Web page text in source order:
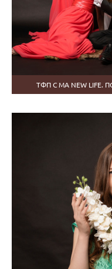
ТФП С МА NEW LIFE.